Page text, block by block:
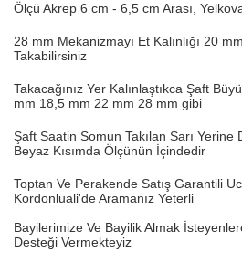
Ölçü Akrep 6 cm - 6,5 cm Arası,
28 mm Mekanizmayı Et Kalınlığı 20
Takabilirsiniz
Takacağınız Yer Kalınlaştıkca Şaft
mm 18,5 mm 22 mm 28 mm gibi
Şaft Saatin Somun Takılan Sarı Yerine
Beyaz Kısımda Ölçünün İçindedir
Toptan Ve Perakende Satış Garantili
Kordonluali'de Aramanız Yeterli
Bayilerimize Ve Bayilik Almak
Desteği Vermekteyiz